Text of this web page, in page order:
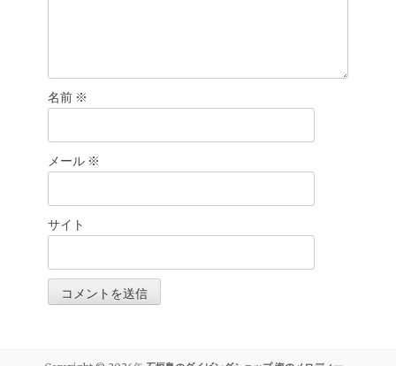
名前 ※
メール ※
サイト